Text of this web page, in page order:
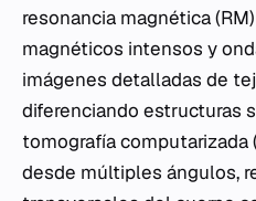
resonancia magnética
magnéticos intensos y
imágenes detalladas de
diferenciando estructuras
tomografía computarizada
desde múltiples ángulos,